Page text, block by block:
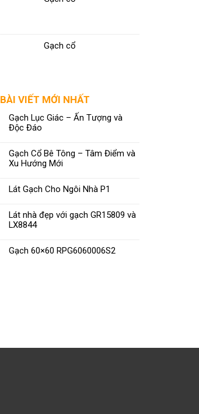
Gạch 30×60 PAK376N –
Gạch cổ
BÀI VIẾT MỚI NHẤT
Gạch Lục Giác – Ấn Tượng và
Độc Đáo
Gạch Cổ Bê Tông – Tâm Điểm và
Xu Hướng Mới
Lát Gạch Cho Ngôi Nhà P1
Lát nhà đẹp với gạch GR15809 và
LX8844
Gạch 60×60 RPG6060006S2